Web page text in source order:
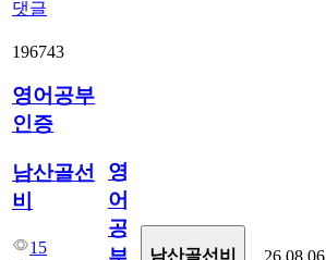
댓글
196743
영어공부
인증
남산골선
비
15
영
어
공
남산골선비 26.08.06